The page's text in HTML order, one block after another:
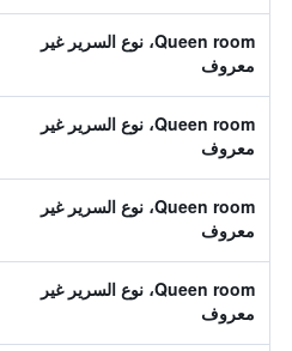
Queen room، نوع السرير غير
معروف
Queen room، نوع السرير غير
معروف
Queen room، نوع السرير غير
معروف
Queen room، نوع السرير غير
معروف